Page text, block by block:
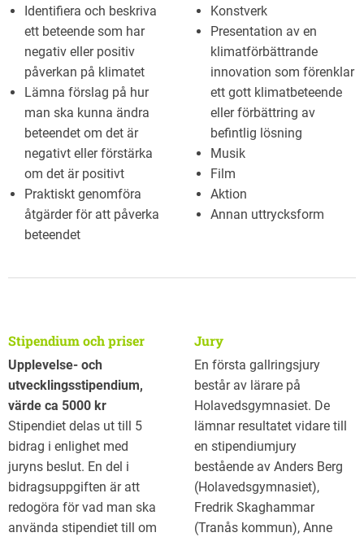
Identifiera och beskriva
ett beteende som har
negativ eller positiv
påverkan på klimatet
Lämna förslag på hur
man ska kunna ändra
beteendet om det är
negativt eller förstärka
om det är positivt
Praktiskt genomföra
åtgärder för att påverka
beteendet
Konstverk
Presentation av en
klimatförbättrande
innovation som förenklar
ett gott klimatbeteende
eller förbättring av
befintlig lösning
Musik
Film
Aktion
Annan uttrycksform
Stipendium och priser
Upplevelse- och
utvecklingsstipendium,
värde ca 5000 kr
Stipendiet delas ut till 5
bidrag i enlighet med
juryns beslut. En del i
bidragsuppgiften är att
redogöra för vad man ska
använda stipendiet till om
Jury
En första gallringsjury
består av lärare på
Holavedsgymnasiet. De
lämnar resultatet vidare till
en stipendiumjury
bestående av Anders Berg
(Holavedsgymnasiet),
Fredrik Skaghammar
(Tranås kommun), Anne